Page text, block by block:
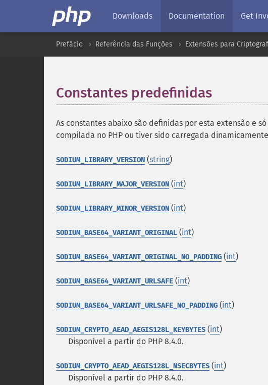
Downloads Documentation Get
Prefácio Referência das Funções Extensões para
Constantes predefinidas
As constantes abaixo são definidas por esta extensão e
compilada no PHP ou tiver sido carregada
SODIUM_LIBRARY_VERSION (string)
SODIUM_LIBRARY_MAJOR_VERSION (int)
SODIUM_LIBRARY_MINOR_VERSION (int)
SODIUM_BASE64_VARIANT_ORIGINAL (int)
SODIUM_BASE64_VARIANT_ORIGINAL_NO_PADDING (int)
SODIUM_BASE64_VARIANT_URLSAFE (int)
SODIUM_BASE64_VARIANT_URLSAFE_NO_PADDING (int)
SODIUM_CRYPTO_AEAD_AEGIS128L_KEYBYTES (int)
Disponível a partir do PHP 8.4.0.
SODIUM_CRYPTO_AEAD_AEGIS128L_NSECBYTES (int)
Disponível a partir do PHP 8.4.0.